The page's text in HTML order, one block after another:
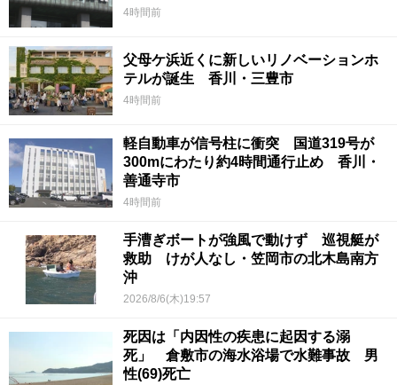
4時間前
父母ケ浜近くに新しいリノベーションホ
テルが誕生 香川・三豊市
4時間前
軽自動車が信号柱に衝突 国道319号が
300mにわたり約4時間通行止め 香川・
善通寺市
4時間前
手漕ぎボートが強風で動けず 巡視艇が
救助 けが人なし・笠岡市の北木島南方
沖
2026/8/6(木)19:57
死因は「内因性の疾患に起因する溺
死」 倉敷市の海水浴場で水難事故 男
性(69)死亡